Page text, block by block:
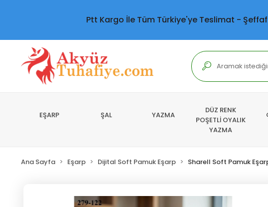
Ptt Kargo İle Tüm Türkiye'ye Teslimat -
EŞARP ŞAL YAZMA
DÜZ RENK
POŞETLİ OYALIK
YAZMA
Ana Sayfa Eşarp Dijital Soft Pamuk Eşarp Sharell Soft Pamuk